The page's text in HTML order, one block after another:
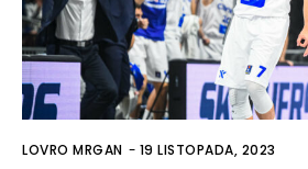
LOVRO MRGAN - 19 LISTOPADA, 2023